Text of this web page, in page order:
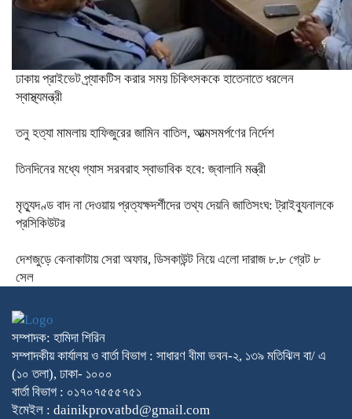
ঢাকায় প্রাইভেট প্র্যাকটিস করার সময় চিকিৎসককে হাতেনাতে ধরলেন
স্বাস্থ্যমন্ত্রী
তনু হত্যা মামলায় হাফিজুরের জামিন বাতিল, আত্মসমর্পণের নির্দেশ
তিনদিনের মধ্যে গ্যাস সরবরাহ স্বাভাবিক হবে: জ্বালানি মন্ত্রী
মৃত্যুদণ্ড বাদ না দেওয়ায় প্রত্যক্ষদর্শীদের তথ্য দেয়নি জাতিসংঘ: ট্রাইব্যুনালকে
প্রসিকিউটর
দেশজুড়ে কেনাকাটায় সেরা অফার, ডিসকাউন্ট নিয়ে এলো দারাজ ৮.৮ গ্রেট ৮
সেল
সম্পাদক: হামিদা শিরিন
সম্পাদকীয় কার্যালয় ও বার্তা বিভাগ : সাধারণ বীমা ভবন-২, ১৩৯ মতিঝিল বা/ এ
(১০ তলা), ঢাকা- ১০০০
বার্তা বিভাগ : ০১৭০৭৫৫৫৭৫১
ইমেইল : dainikprovatbd@gmail.com